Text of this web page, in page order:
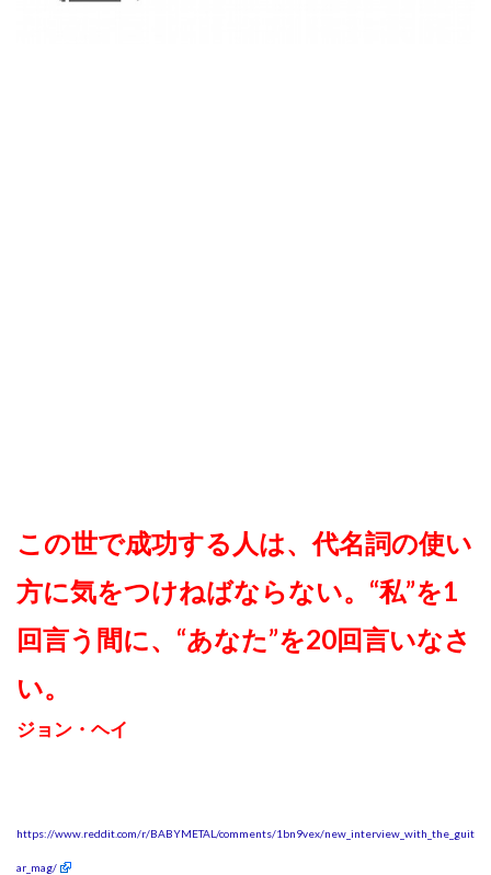
この世で成功する人は、代名詞の使い
方に気をつけねばならない。“私”を1
回言う間に、“あなた”を20回言いなさ
い。
ジョン・ヘイ
https://www.reddit.com/r/BABYMETAL/comments/1bn9vex/new_interview_with_the_guit
ar_mag/